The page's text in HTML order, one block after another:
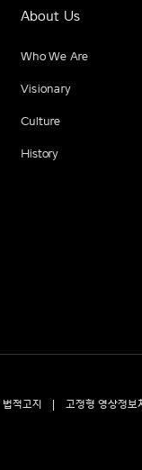
About Us
Who We Are
Visionary
Culture
History
법적고지
고정형 영상정보